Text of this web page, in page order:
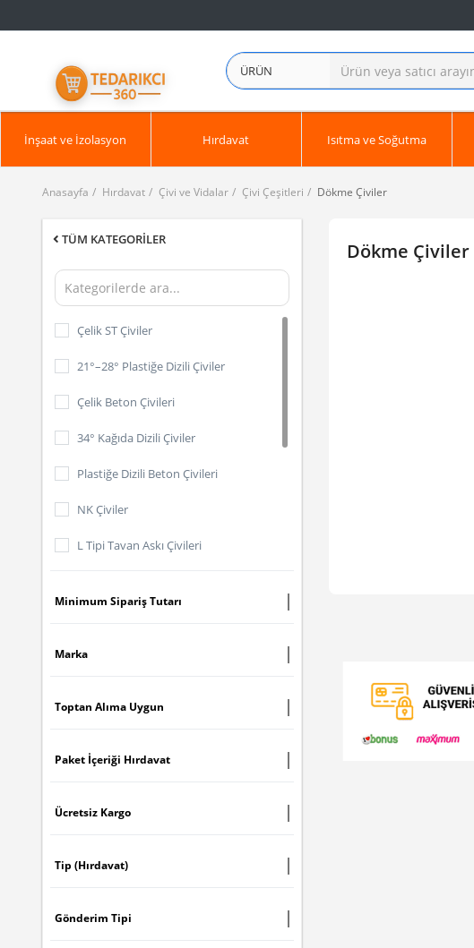
ÜRÜN
İnşaat ve İzolasyon Hırdavat Isıtma ve Soğutma
Anasayfa Hırdavat Çivi ve Vidalar Çivi Çeşitleri Dökme Çiviler
TÜM KATEGORILER
Çelik ST Çiviler
21°–28° Plastiğe Dizili Çiviler
Çelik Beton Çivileri
34° Kağıda Dizili Çiviler
Plastiğe Dizili Beton Çivileri
NK Çiviler
L Tipi Tavan Askı Çivileri
Dökme Çiviler
Jumbo Sarım Çiviler
Minimum Sipariş Tutarı
Marka
Toptan Alıma Uygun
Paket İçeriği Hırdavat
Ücretsiz Kargo
Tip (Hırdavat)
Gönderim Tipi
Dökme Çiviler